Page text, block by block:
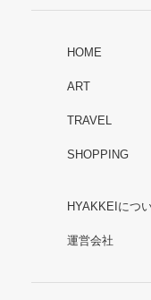
HOME
ART
TRAVEL
SHOPPING
HYAKKEIにつ
運営会社